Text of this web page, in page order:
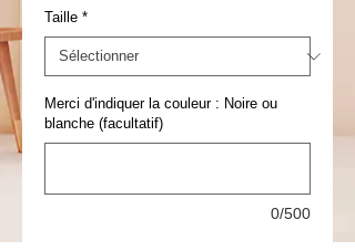
Taille *
Merci d'indiquer la couleur : Noire ou
blanche (facultatif)
0/500